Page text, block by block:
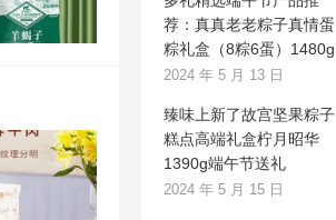
荐：真真老老粽子真情蛋
粽礼盒（8粽6蛋）1480g
2024 年 5 月 13 日
臻味上新了故宫坚果粽子
糕点高端礼盒柠月昭华
1390g端午节送礼
2024 年 5 月 15 日